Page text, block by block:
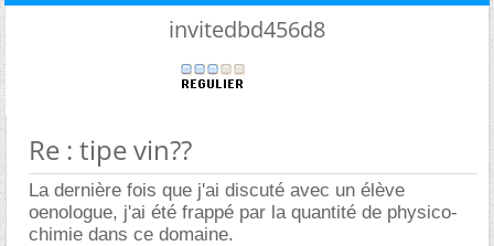
invitedbd456d8
Re : tipe vin??
La dernière fois que j'ai discuté avec un élève
oenologue, j'ai été frappé par la quantité de physico-
chimie dans ce domaine.